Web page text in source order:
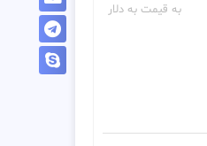
به قیمت به دلار